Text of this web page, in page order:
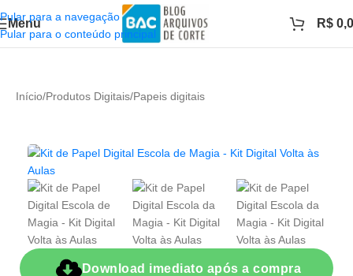
Pular para a navegação
Pular para o conteúdo principal
Menu R$
Início/Produtos Digitais/Papeis digitais
Download imediato após a compra